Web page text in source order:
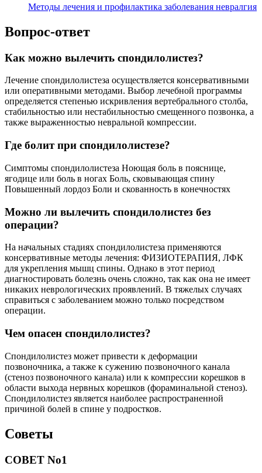
Методы лечения и профилактика заболевания невралгия
Вопрос-ответ
Как можно вылечить спондилолистез?
Лечение спондилолистеза осуществляется консервативными
или оперативными методами. Выбор лечебной программы
определяется степенью искривления вертебрального столба,
стабильностью или нестабильностью смещенного позвонка, а
также выраженностью невральной компрессии.
Где болит при спондилолистезе?
Симптомы спондилолистеза Ноющая боль в пояснице,
ягодице или боль в ногах Боль, сковывающая спину
Повышенный лордоз Боли и скованность в конечностях
Можно ли вылечить спондилолистез без
операции?
На начальных стадиях спондилолистеза применяются
консервативные методы лечения: ФИЗИОТЕРАПИЯ, ЛФК
для укрепления мышц спины. Однако в этот период
диагностировать болезнь очень сложно, так как она не имеет
никаких неврологических проявлений. В тяжелых случаях
справиться с заболеванием можно только посредством
операции.
Чем опасен спондилолистез?
Спондилолистез может привести к деформации
позвоночника, а также к сужению позвоночного канала
(стеноз позвоночного канала) или к компрессии корешков в
области выхода нервных корешков (фораминальной стеноз).
Спондилолистез является наиболее распространенной
причиной болей в спине у подростков.
Советы
СОВЕТ No1